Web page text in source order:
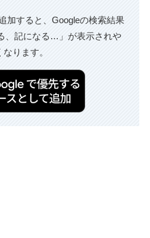
加すると、Googleの検索結果
、記になる…」が表示されや
なります。